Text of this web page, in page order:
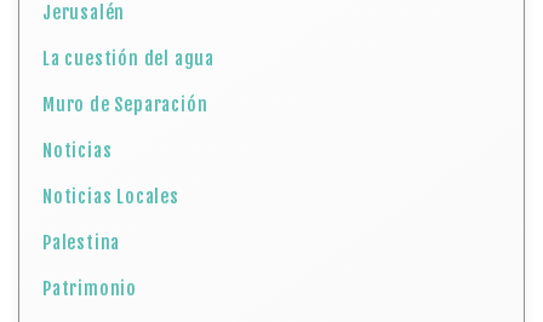
Jerusalén
La cuestión del agua
Muro de Separación
Noticias
Noticias Locales
Palestina
Patrimonio